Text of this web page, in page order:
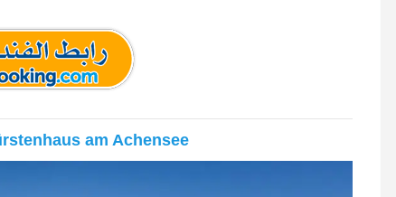
am Achensee